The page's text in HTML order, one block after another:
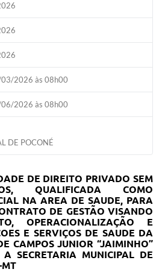
2026 às 08h00
2026 às 08h00
DE POCONÉ
DE DIREITO PRIVADO SEM
QUALIFICADA COMO
NA AREA DE SAUDE, PARA
DE GESTÃO VISANDO
OPERACIONALIZAÇÃO E
E SERVIÇOS DE SAUDE DA
CAMPOS JUNIOR “JAIMINHO”
SECRETARIA MUNICIPAL DE
MT